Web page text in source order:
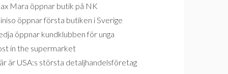
Mara öppnar butik på NK
öppnar första butiken i Sverige
öppnar kundklubben för unga
in the supermarket
är USA:s största detaljhandelsföretag